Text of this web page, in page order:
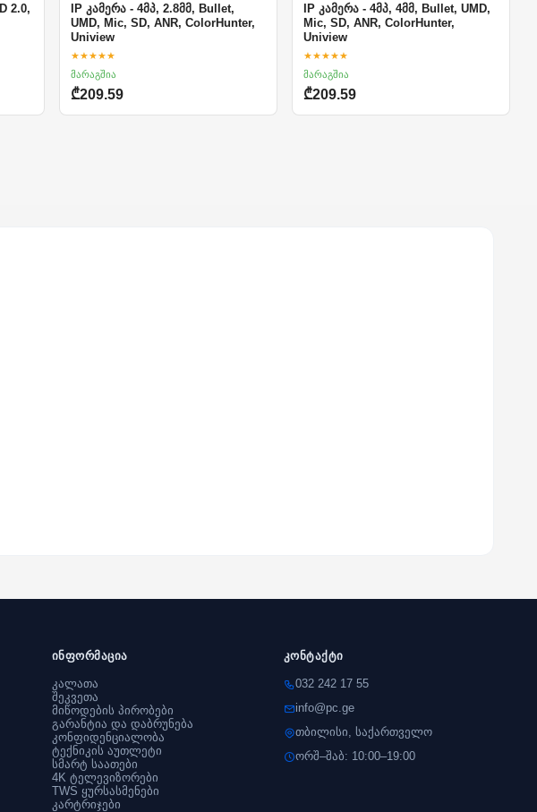
2.0,
IP კამერა - 4მპ, 2.8მმ, Bullet,
UMD, Mic, SD, ANR, ColorHunter,
Uniview
★★★★★
მარაგშია
₾209.59
IP კამერა - 4მპ, 4მმ, Bullet, UMD,
Mic, SD, ANR, ColorHunter,
Uniview
★★★★★
მარაგშია
₾209.59
ინფორმაცია
კალათა
შეკვეთა
მიწოდების პირობები
გარანტია და დაბრუნება
კონფიდენციალობა
ტექნიკის აუთლეტი
სმარტ საათები
4K ტელევიზორები
TWS ყურსასმენები
კარტრიჯები
კონტაქტი
032 242 17 55
info@pc.ge
თბილისი, საქართველო
ორშ–შაბ: 10:00–19:00